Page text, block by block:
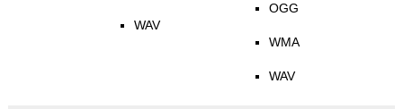
WAV
OGG
WMA
WAV